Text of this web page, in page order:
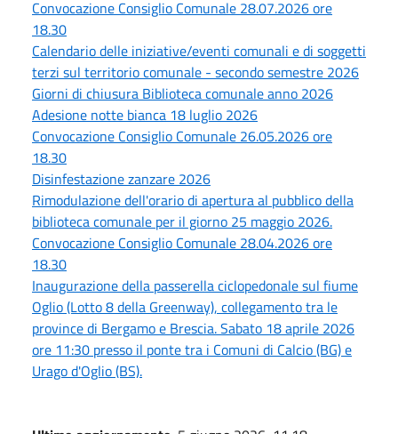
Convocazione Consiglio Comunale 28.07.2026 ore
18.30
Calendario delle iniziative/eventi comunali e di soggetti
terzi sul territorio comunale - secondo semestre 2026
Giorni di chiusura Biblioteca comunale anno 2026
Adesione notte bianca 18 luglio 2026
Convocazione Consiglio Comunale 26.05.2026 ore
18.30
Disinfestazione zanzare 2026
Rimodulazione dell'orario di apertura al pubblico della
biblioteca comunale per il giorno 25 maggio 2026.
Convocazione Consiglio Comunale 28.04.2026 ore
18.30
Inaugurazione della passerella ciclopedonale sul fiume
Oglio (Lotto 8 della Greenway), collegamento tra le
province di Bergamo e Brescia. Sabato 18 aprile 2026
ore 11:30 presso il ponte tra i Comuni di Calcio (BG) e
Urago d'Oglio (BS).